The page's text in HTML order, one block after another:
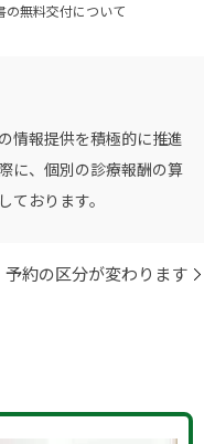
の無料交付について
情報提供を積極的に推進
に、個別の診療報酬の算
おります。
予約の区分が変わります